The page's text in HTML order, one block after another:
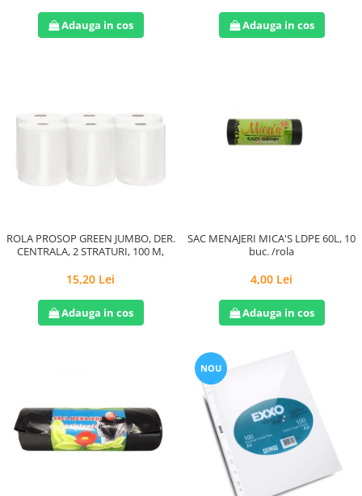
Adauga in cos Adauga in cos
ROLA PROSOP GREEN JUMBO, DER.
CENTRALA, 2 STRATURI, 100 M,
15,20 Lei
Adauga in cos
SAC MENAJERI MICA'S LDPE 60L, 10
buc. /rola
4,00 Lei
Adauga in cos
NOU